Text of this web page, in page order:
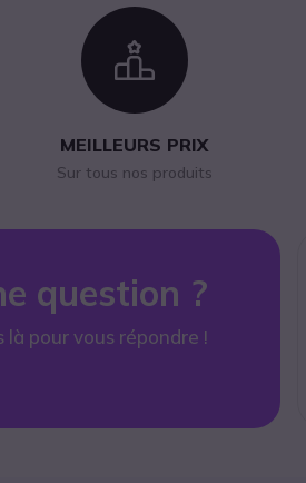
Icon
MEILLEURS PRIX
Sur tous nos produits
question ?
là pour vous répondre !